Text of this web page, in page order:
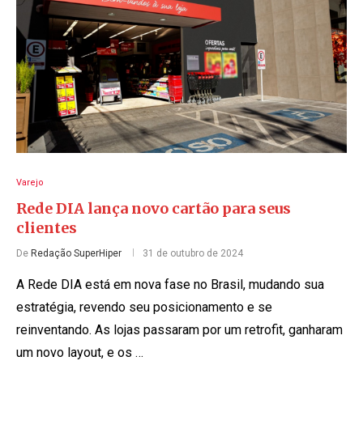
Varejo
Rede DIA lança novo cartão para seus
clientes
De Redação SuperHiper 31 de outubro de 2024
A Rede DIA está em nova fase no Brasil, mudando sua
estratégia, revendo seu posicionamento e se
reinventando. As lojas passaram por um retrofit, ganharam
um novo layout, e os …